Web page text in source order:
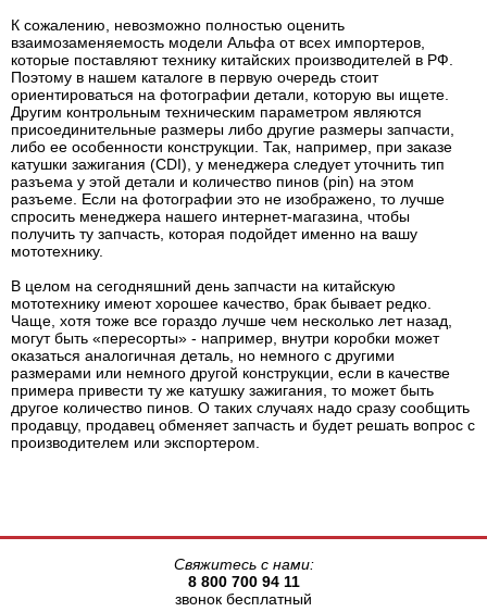
К сожалению, невозможно полностью оценить
взаимозаменяемость модели Альфа от всех импортеров,
которые поставляют технику китайских производителей в РФ.
Поэтому в нашем каталоге в первую очередь стоит
ориентироваться на фотографии детали, которую вы ищете.
Другим контрольным техническим параметром являются
присоединительные размеры либо другие размеры запчасти,
либо ее особенности конструкции. Так, например, при заказе
катушки зажигания (CDI), у менеджера следует уточнить тип
разъема у этой детали и количество пинов (pin) на этом
разъеме. Если на фотографии это не изображено, то лучше
спросить менеджера нашего интернет-магазина, чтобы
получить ту запчасть, которая подойдет именно на вашу
мототехнику.
В целом на сегодняшний день запчасти на китайскую
мототехнику имеют хорошее качество, брак бывает редко.
Чаще, хотя тоже все гораздо лучше чем несколько лет назад,
могут быть «пересорты» - например, внутри коробки может
оказаться аналогичная деталь, но немного с другими
размерами или немного другой конструкции, если в качестве
примера привести ту же катушку зажигания, то может быть
другое количество пинов. О таких случаях надо сразу сообщить
продавцу, продавец обменяет запчасть и будет решать вопрос с
производителем или экспортером.
Свяжитесь с нами:
8 800 700 94 11
звонок бесплатный